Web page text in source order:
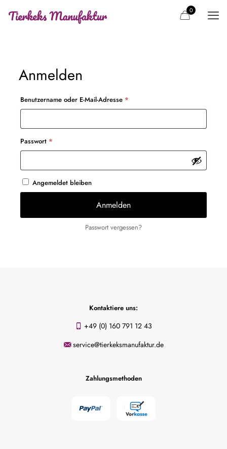
0
Anmelden
Benutzername oder E-Mail-Adresse *Erforderlich
Passwort *Erforderlich
Angemeldet bleiben
Anmelden
Passwort vergessen?
Kontaktiere uns:
+49 (0) 160 791 12 43
service@tierkeksmanufaktur.de
Zahlungsmethoden